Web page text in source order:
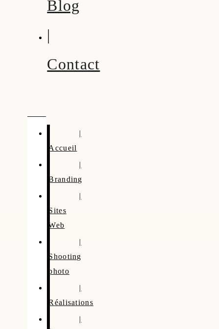
Blog
|
Contact
Accueil
Branding
Sites
Web
Shooting
photo
Réalisations